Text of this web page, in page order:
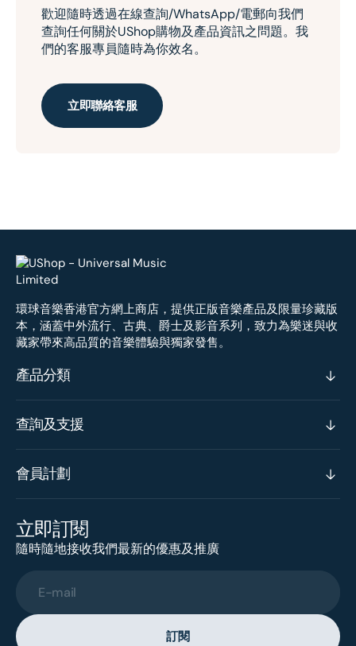
歡迎隨時透過在線查詢/WhatsApp/電郵向我們
查詢任何關於UShop購物及產品資訊之問題。我
們的客服專員隨時為你效名。
立即聯絡客服
環球音樂香港官方網上商店，提供正版音樂產品及限量珍藏版
本，涵蓋中外流行、古典、爵士及影音系列，致力為樂迷與收
藏家帶來高品質的音樂體驗與獨家發售。
產品分類
查詢及支援
會員計劃
立即訂閱
隨時隨地接收我們最新的優惠及推廣
E-mail
訂閱